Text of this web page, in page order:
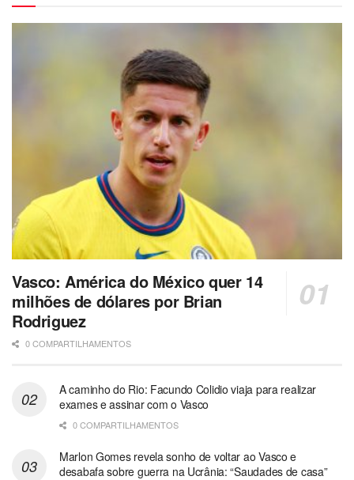
Vasco: América do México quer 14
milhões de dólares por Brian
Rodriguez
0 COMPARTILHAMENTOS
A caminho do Rio: Facundo Colidio viaja para realizar
exames e assinar com o Vasco
0 COMPARTILHAMENTOS
Marlon Gomes revela sonho de voltar ao Vasco e
desabafa sobre guerra na Ucrânia: “Saudades de casa”